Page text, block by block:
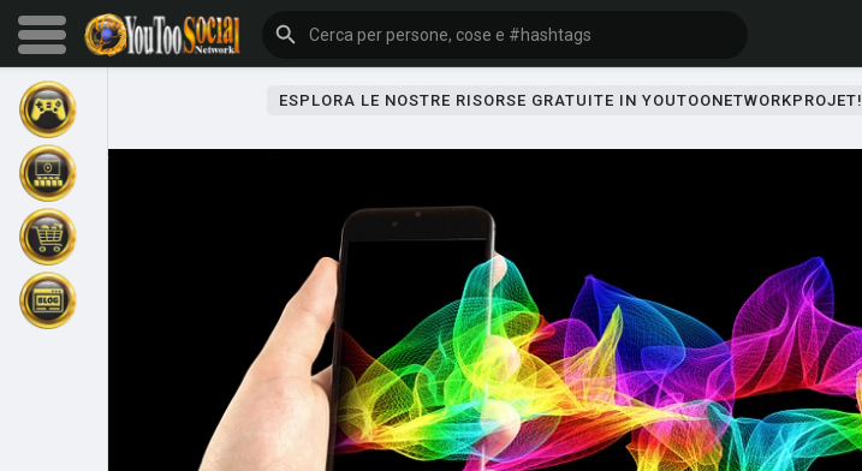
Sfoglia gli eventi
ESPLORA LE NOSTRE RISORSE GRATUITE IN YOUTOONETWORKPROJET!